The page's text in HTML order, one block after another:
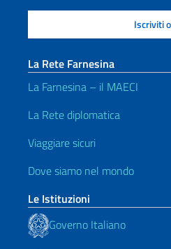
La Rete Farnesina
La Farnesina – il MAECI
La Rete diplomatica
Viaggiare sicuri
Dove siamo nel mondo
Le Istituzioni
Governo Italiano